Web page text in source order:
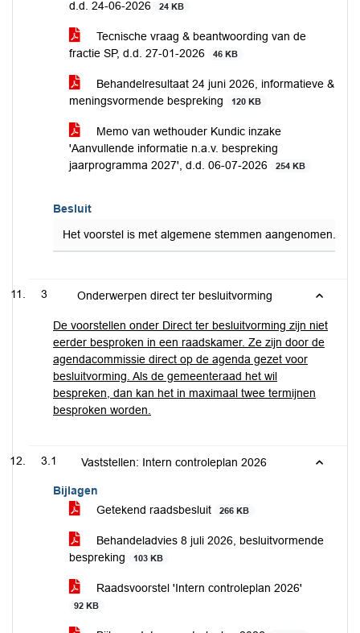
d.d. 24-06-2026
24 KB
Tecnische vraag & beantwoording van de
fractie SP, d.d. 27-01-2026
46 KB
Behandelresultaat 24 juni 2026, informatieve &
meningsvormende bespreking
120 KB
Memo van wethouder Kundic inzake
'Aanvullende informatie n.a.v. bespreking
jaarprogramma 2027', d.d. 06-07-2026
254 KB
Besluit
Het voorstel is met algemene stemmen aangenomen.
3 Onderwerpen direct ter besluitvorming
De voorstellen onder Direct ter besluitvorming zijn niet
eerder besproken in een raadskamer. Ze zijn door de
agendacommissie direct op de agenda gezet voor
besluitvorming. Als de gemeenteraad het wil
bespreken, dan kan het in maximaal twee termijnen
besproken worden.
3.1 Vaststellen: Intern controleplan 2026
Bijlagen
Getekend raadsbesluit
266 KB
Behandeladvies 8 juli 2026, besluitvormende
bespreking
103 KB
Raadsvoorstel 'Intern controleplan 2026'
92 KB